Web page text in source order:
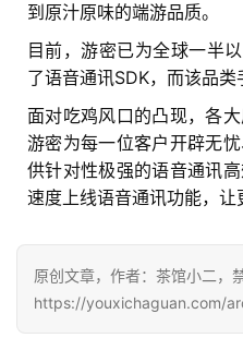
对
接
会
上
海
站
中
到原汁原味的端游品质。
目前，游密已为全球一半
了语音通讯SDK，而该品类
面对吃鸡风口的凸现，各
游密为每一位客户开辟无
供针对性极强的语音通讯
速度上线语音通讯功能，让
原创文章，作者：茶馆小二，
https://youxichaguan.com/